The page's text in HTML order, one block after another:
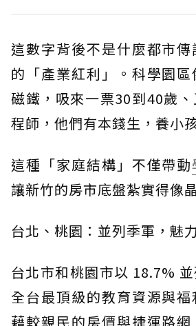
這數字背後不是什麼都市
的「產業紅利」。科學園
磁鐵，吸來一票30到40歲
程師，他們有本錢生，養小
這種「家庭結構」不僅帶動
讓新竹的房市底盤紮實得像
台北、桃園：並列季軍，魅
台北市和桃園市以 18.7%
全台最頂級的教育資源與
藉較親民的房價與捷運路